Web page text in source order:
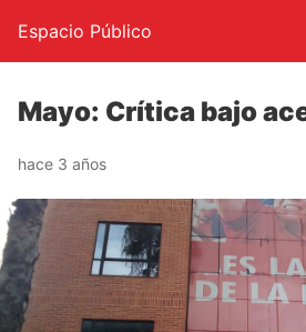
Espacio Público
Mayo: Crítica bajo
hace 3 años